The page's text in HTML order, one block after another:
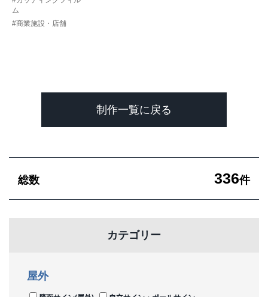
ム
#商業施設・店舗
制作一覧に戻る
総数 336件
カテゴリー
屋外